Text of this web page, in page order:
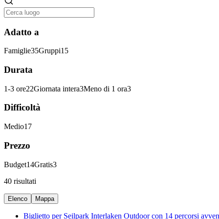
Adatto a
Famiglie35Gruppi15
Durata
1-3 ore22Giornata intera3Meno di 1 ora3
Difficoltà
Medio17
Prezzo
Budget14Gratis3
40 risultati
Elenco Mappa
Biglietto per Seilpark Interlaken Outdoor con 14 percorsi